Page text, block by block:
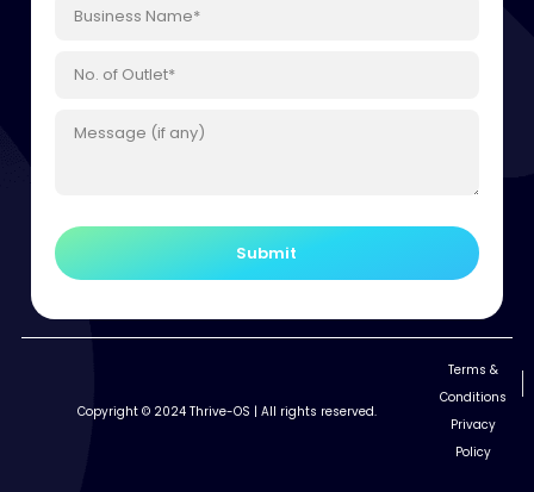
Copyright © 2024 Thrive-OS | All rights reserved.
Terms &
Conditions
Privacy
Policy